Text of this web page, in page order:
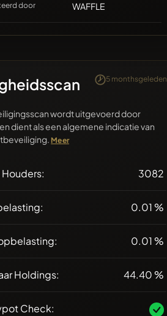
door WAFFLE
5 monthsgeleden
wordt uitgevoerd door
en dient als een algemene indicatie van
Meer
3082
0.01 %
0.01 %
Holdings: 44.40 %
Check: